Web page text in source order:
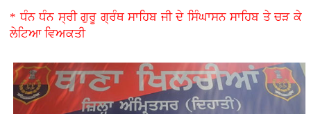
* ਧੰਨ ਧੰਨ ਸ੍ਰੀ ਗੁਰੂ ਗ੍ਰੰਥ ਸਾਹਿਬ ਜੀ ਦੇ ਸਿੰਘਾਸਨ ਸਾਹਿਬ ਤੇ ਚੜ ਕੇ
ਲੇਟਿਆ ਵਿਅਕਤੀ